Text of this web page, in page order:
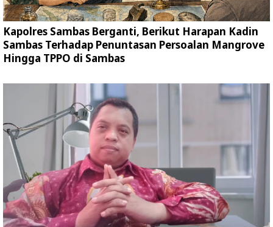
Kapolres Sambas Berganti, Berikut Harapan Kadin
Sambas Terhadap Penuntasan Persoalan Mangrove
Hingga TPPO di Sambas